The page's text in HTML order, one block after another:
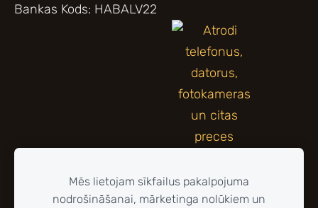
Bankas Kods: HABALV22
Mēs lietojam sīkfailus pakalpojuma
nodrošināšanai, mārketinga nolūkiem un